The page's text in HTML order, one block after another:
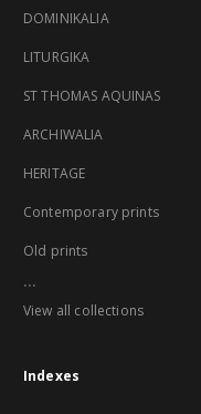
DOMINIKALIA
LITURGIKA
ST THOMAS AQUINAS
ARCHIWALIA
HERITAGE
Contemporary prints
Old prints
...
View all collections
Indexes